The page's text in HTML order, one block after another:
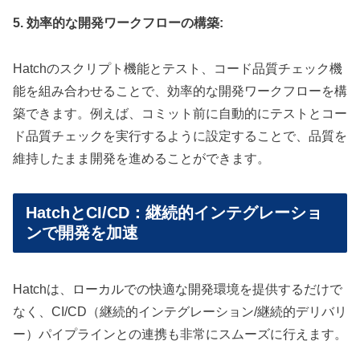
5. 効率的な開発ワークフローの構築:
Hatchのスクリプト機能とテスト、コード品質チェック機
能を組み合わせることで、効率的な開発ワークフローを構
築できます。例えば、コミット前に自動的にテストとコー
ド品質チェックを実行するように設定することで、品質を
維持したまま開発を進めることができます。
HatchとCI/CD：継続的インテグレーショ
ンで開発を加速
Hatchは、ローカルでの快適な開発環境を提供するだけで
なく、CI/CD（継続的インテグレーション/継続的デリバリ
ー）パイプラインとの連携も非常にスムーズに行えます。